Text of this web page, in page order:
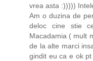
vrea asta :)))))
Am o duzina de
deloc cine stie
Macadamia ( mult
de la alte marci
gindit eu ca e ok